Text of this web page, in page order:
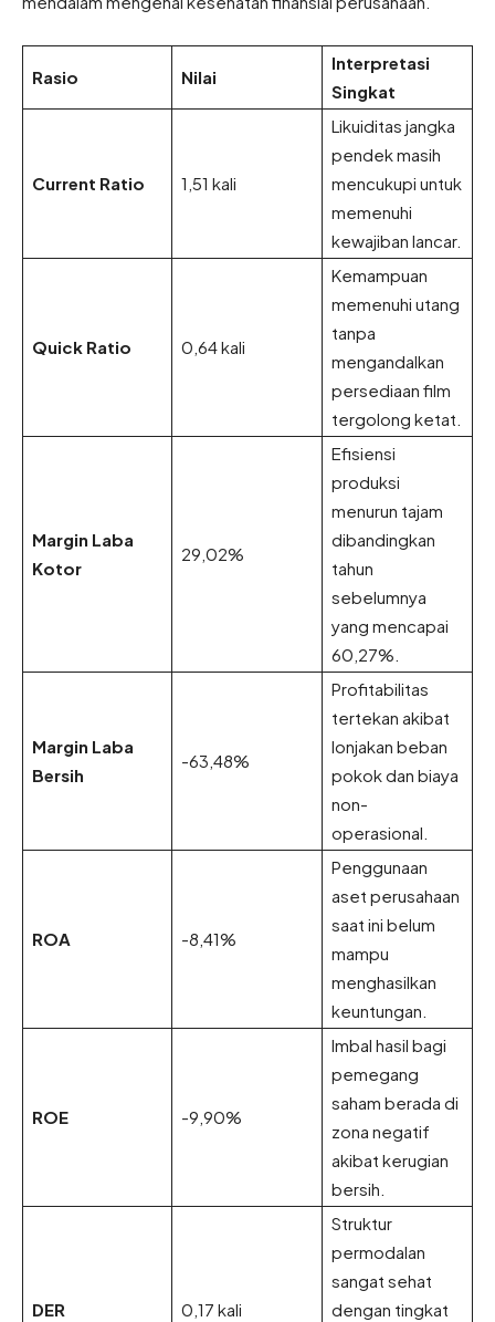
Rasio Nilai
Interpretasi
Singkat
Current Ratio 1,51 kali
Likuiditas jangka
pendek masih
mencukupi untuk
memenuhi
kewajiban lancar.
Quick Ratio 0,64 kali
Kemampuan
memenuhi utang
tanpa
mengandalkan
persediaan film
tergolong ketat.
Margin Laba
Kotor
29,02%
Efisiensi
produksi
menurun tajam
dibandingkan
tahun
sebelumnya
yang mencapai
60,27%.
Margin Laba
Bersih
-63,48%
Profitabilitas
tertekan akibat
lonjakan beban
pokok dan biaya
non-
operasional.
ROA -8,41%
Penggunaan
aset perusahaan
saat ini belum
mampu
menghasilkan
keuntungan.
ROE -9,90%
Imbal hasil bagi
pemegang
saham berada di
zona negatif
akibat kerugian
bersih.
DER 0,17 kali
Struktur
permodalan
sangat sehat
dengan tingkat